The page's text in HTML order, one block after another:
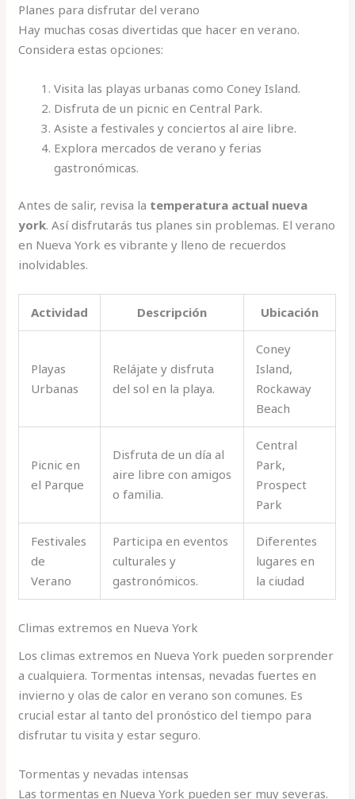
Planes para disfrutar del verano
Hay muchas cosas divertidas que hacer en verano.
Considera estas opciones:
Visita las playas urbanas como Coney Island.
Disfruta de un picnic en Central Park.
Asiste a festivales y conciertos al aire libre.
Explora mercados de verano y ferias
gastronómicas.
Antes de salir, revisa la temperatura actual nueva
york. Así disfrutarás tus planes sin problemas. El verano
en Nueva York es vibrante y lleno de recuerdos
inolvidables.
Actividad Descripción Ubicación
Playas
Urbanas
Relájate y disfruta
del sol en la playa.
Coney
Island,
Rockaway
Beach
Picnic en
el Parque
Disfruta de un día al
aire libre con amigos
o familia.
Central
Park,
Prospect
Park
Festivales
de
Verano
Participa en eventos
culturales y
gastronómicos.
Diferentes
lugares en
la ciudad
Climas extremos en Nueva York
Los climas extremos en Nueva York pueden sorprender
a cualquiera. Tormentas intensas, nevadas fuertes en
invierno y olas de calor en verano son comunes. Es
crucial estar al tanto del pronóstico del tiempo para
disfrutar tu visita y estar seguro.
Tormentas y nevadas intensas
Las tormentas en Nueva York pueden ser muy severas.